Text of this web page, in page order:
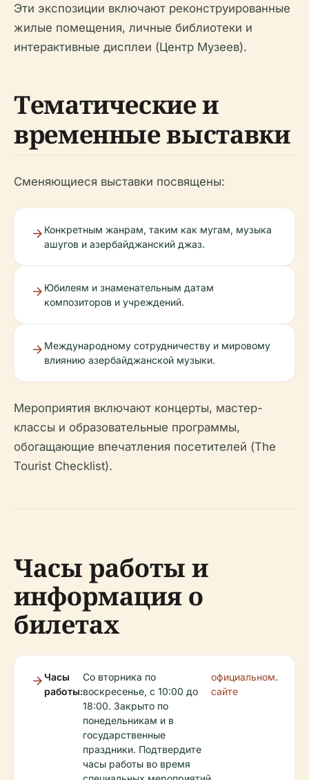
Эти экспозиции включают реконструированные
жилые помещения, личные библиотеки и
интерактивные дисплеи (Центр Музеев).
Тематические и
временные выставки
Сменяющиеся выставки посвящены:
Конкретным жанрам, таким как мугам, музыка
ашугов и азербайджанский джаз.
Юбилеям и знаменательным датам
композиторов и учреждений.
Международному сотрудничеству и мировому
влиянию азербайджанской музыки.
Мероприятия включают концерты, мастер-
классы и образовательные программы,
обогащающие впечатления посетителей (The
Tourist Checklist).
Часы работы и
информация о
билетах
Часы
работы:
Со вторника по
воскресенье, с 10:00 до
18:00. Закрыто по
понедельникам и в
государственные
праздники. Подтвердите
часы работы во время
официальном
сайте
.